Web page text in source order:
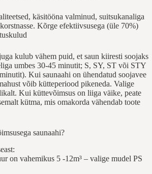
käsitööna valminud, suitsukanaliga
Kõrge efektiivsusega (üle 70%)
kulub vähem puid, et saun kiiresti soojaks
umbes 30-45 minutit; S, SY, ST või STY
Kui saunaahi on ühendatud soojavee
võib kütteperiood pikeneda. Valige
Kui küttevõimsus on liiga väike, peate
kütma, mis omakorda vähendab toote
saunaahi?
on vahemikus 5 -12m³ – valige mudel PS